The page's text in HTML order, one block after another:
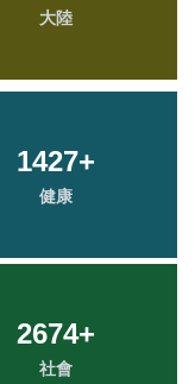
大陸
1427+
健康
2674+
社會